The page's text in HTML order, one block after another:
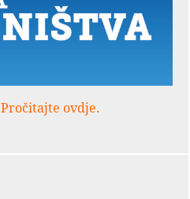
Pročitajte ovdje.